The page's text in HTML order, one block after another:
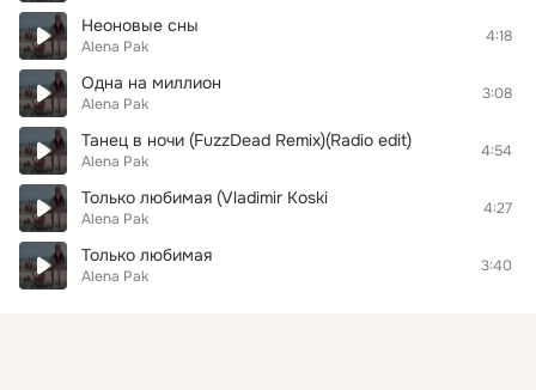
Неоновые сны
Alena Pak
4:18
Одна на миллион
Alena Pak
3:08
Танец в ночи (FuzzDead Remix)(Radio edit)
Alena Pak
4:54
Только любимая (Vladimir Koski
Alena Pak
4:27
Только любимая
Alena Pak
3:40